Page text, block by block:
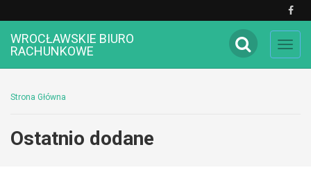
WROCŁAWSKIE BIURO
RACHUNKOWE
Strona Główna
Ostatnio dodane